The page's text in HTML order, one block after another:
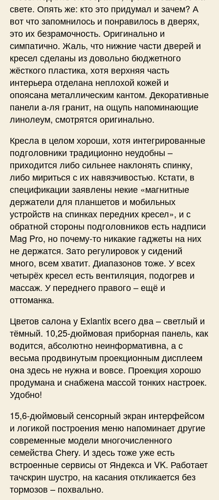
свете. Опять же: кто это придумал и зачем? А
вот что запомнилось и понравилось в дверях,
это их безрамочность. Оригинально и
симпатично. Жаль, что нижние части дверей и
кресел сделаны из довольно бюджетного
жёсткого пластика, хотя верхняя часть
интерьера отделана неплохой кожей и
опоясана металлическим кантом. Декоративные
панели а-ля гранит, на ощупь напоминающие
линолеум, смотрятся оригинально.
Кресла в целом хороши, хотя интегрированные
подголовники традиционно неудобны –
приходится либо сильнее наклонять спинку,
либо мириться с их навязчивостью. Кстати, в
спецификации заявлены некие «магнитные
держатели для планшетов и мобильных
устройств на спинках передних кресел», и с
обратной стороны подголовников есть надписи
Mag Pro, но почему-то никакие гаджеты на них
не держатся. Зато регулировок у сидений
много, всем хватит. Диапазонов тоже. У всех
четырёх кресел есть вентиляция, подогрев и
массаж. У переднего правого – ещё и
оттоманка.
Цветов салона у Exlantix всего два – светлый и
тёмный. 10,25-дюймовая приборная панель, как
водится, абсолютно неинформативна, а с
весьма продвинутым проекционным дисплеем
она здесь не нужна и вовсе. Проекция хорошо
продумана и снабжена массой тонких настроек.
Удобно!
15,6-дюймовый сенсорный экран интерфейсом
и логикой построения меню напоминает другие
современные модели многочисленного
семейства Chery. И здесь тоже уже есть
встроенные сервисы от Яндекса и VK. Работает
тачскрин шустро, на касания откликается без
тормозов – похвально.